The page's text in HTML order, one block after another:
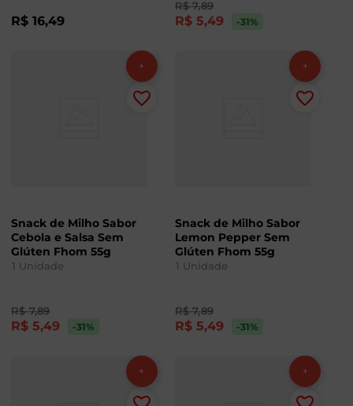
R$ 16,49
R$ 7,89
R$ 5,49 -31%
Snack de Milho Sabor
Cebola e Salsa Sem
Glúten Fhom 55g
1 Unidade
R$ 7,89
R$ 5,49 -31%
Snack de Milho Sabor
Lemon Pepper Sem
Glúten Fhom 55g
1 Unidade
R$ 7,89
R$ 5,49 -31%